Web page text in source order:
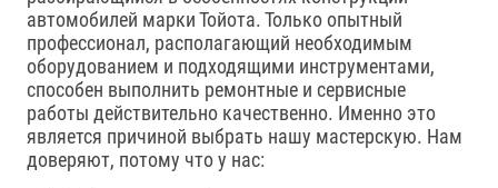
автомобилей марки Тойота. Только опытный
профессионал, располагающий необходимым
оборудованием и подходящими инструментами,
способен выполнить ремонтные и сервисные
работы действительно качественно. Именно это
является причиной выбрать нашу мастерскую. Нам
доверяют, потому что у нас: